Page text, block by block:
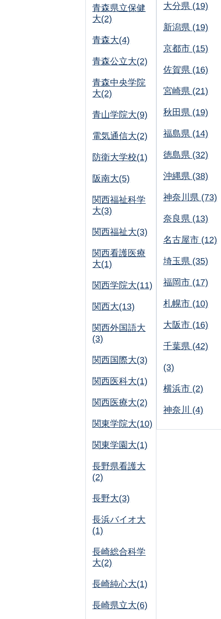
青森県立保健
大(2)
青森大(4)
青森公立大(2)
青森中央学院
大(2)
青山学院大(9)
電気通信大(2)
防衛大学校(1)
阪南大(5)
関西福祉科学
大(3)
関西福祉大(3)
関西看護医療
大(1)
関西学院大(11)
関西大(13)
関西外国語大
(3)
関西国際大(3)
関西医科大(1)
関西医療大(2)
関東学院大(10)
関東学園大(1)
長野県看護大
(2)
長野大(3)
長浜バイオ大
(1)
長崎総合科学
大(2)
長崎純心大(1)
長崎県立大(6)
大分県 (19)
新潟県 (19)
京都市 (15)
佐賀県 (16)
宮崎県 (21)
秋田県 (19)
福島県 (14)
徳島県 (32)
沖縄県 (38)
神奈川県 (73)
奈良県 (13)
名古屋市 (12)
埼玉県 (35)
福岡市 (17)
札幌市 (10)
大阪市 (16)
千葉県 (42)
(3)
横浜市 (2)
神奈川 (4)